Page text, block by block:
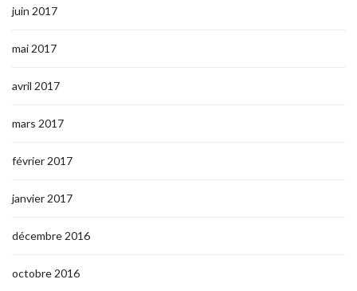
juin 2017
mai 2017
avril 2017
mars 2017
février 2017
janvier 2017
décembre 2016
octobre 2016